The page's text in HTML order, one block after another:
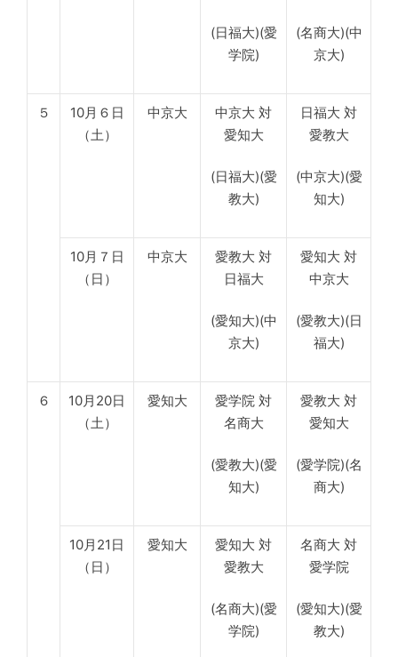
(日福大)(愛
学院)
(名商大)(中
京大)
５
10月６日
（土）
中京大
中京大 対
愛知大
(日福大)(愛
教大)
日福大 対
愛教大
(中京大)(愛
知大)
10月７日
（日）
中京大
愛教大 対
日福大
(愛知大)(中
京大)
愛知大 対
中京大
(愛教大)(日
福大)
６
10月20日
（土）
愛知大
愛学院 対
名商大
(愛教大)(愛
知大)
愛教大 対
愛知大
(愛学院)(名
商大)
10月21日
（日）
愛知大
愛知大 対
愛教大
(名商大)(愛
学院)
名商大 対
愛学院
(愛知大)(愛
教大)